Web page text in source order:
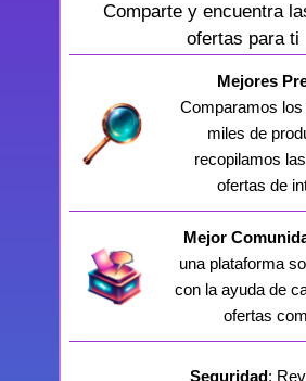
Comparte y encuentra
ofertas para ti
Mejores
Comparamos
miles de
recopilamos
ofertas de
Mejor
una plataforma
con la ayuda de
ofertas
Seguridad: